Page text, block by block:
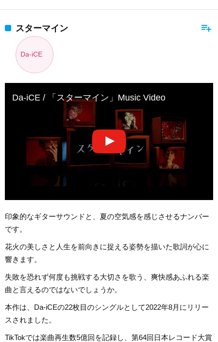
playlist_add
スターマイン
Da-iCE
Da-iCE / 「スターマイン」Music Video
印象的なギターサウンドと、夏の空気感を感じさせるナンバー
です。
花火の美しさと人生を前向きに捉える姿勢を描いた歌詞が心に
響きます。
失敗を恐れず何度も挑戦する大切さを歌う、爽快感あふれる楽
曲と言えるのではないでしょうか。
本作は、Da-iCEの22枚目のシングルとして2022年8月にリリー
スされました。
TikTokでは楽曲再生数5億回を記録し、第64回日本レコード大賞